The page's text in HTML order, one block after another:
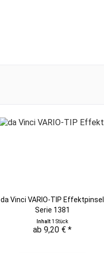
da Vinci VARIO-TIP Effektpinsel
Serie 1381
Inhalt 1 Stück
ab 9,20 € *